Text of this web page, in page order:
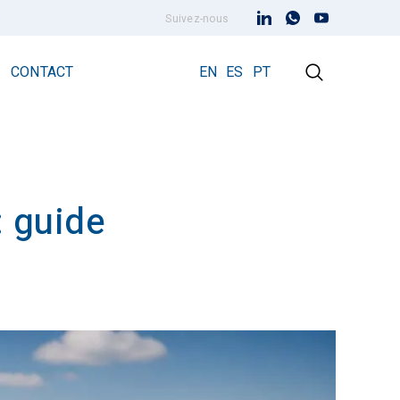
Suivez-nous
Paratonnerre à dispositif d’amorçage
Paratonnerre Prevectron 3
CONTACT EN ES PT
guide